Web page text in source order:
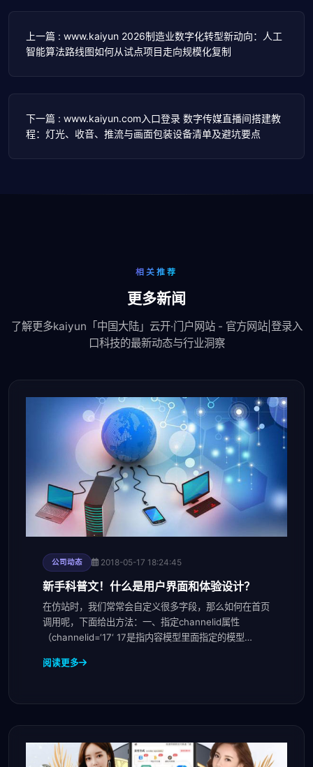
上一篇 : www.kaiyun 2026制造业数字化转型新动向：人工
智能算法路线图如何从试点项目走向规模化复制
下一篇 : www.kaiyun.com入口登录 数字传媒直播间搭建教
程：灯光、收音、推流与画面包装设备清单及避坑要点
相关推荐
更多新闻
了解更多kaiyun「中国大陆」云开·门户网站 - 官方网站|登录入
口科技的最新动态与行业洞察
公司动态 2018-05-17 18:24:45
新手科普文！什么是用户界面和体验设计？
在仿站时，我们常常会自定义很多字段，那么如何在首页
调用呢，下面给出方法：一、指定channelid属性
（channelid=‘17‘ 17是指内容模型里面指定的模型
阅读更多